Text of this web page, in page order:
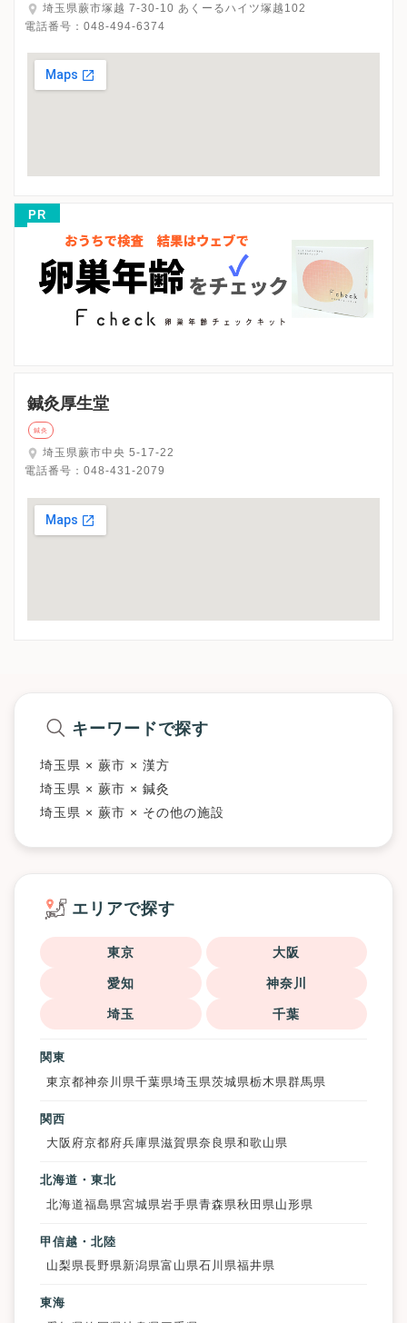
埼玉県蕨市塚越 7-30-10 あくーるハイツ塚越102
電話番号： 048-494-6374
PR
鍼灸厚生堂
鍼灸
埼玉県蕨市中央 5-17-22
電話番号： 048-431-2079
キーワードで探す
埼玉県 × 蕨市 × 漢方
埼玉県 × 蕨市 × 鍼灸
埼玉県 × 蕨市 × その他の施設
エリアで探す
東京 大阪
愛知 神奈川
埼玉 千葉
関東
東京都神奈川県千葉県埼玉県茨城県栃木県群馬県
関西
大阪府京都府兵庫県滋賀県奈良県和歌山県
北海道・東北
北海道福島県宮城県岩手県青森県秋田県 山形県
甲信越・北陸
山梨県長野県新潟県富山県石川県福井県
東海